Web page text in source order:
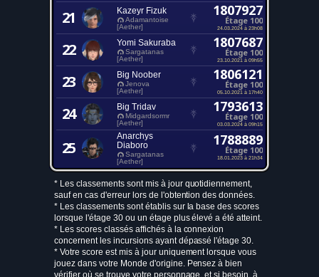
21 Kazeyr Fizuk
Adamantoise
[Aether]
1807927
Étage 100
24.03.2024 à 23h08
22 Yomi Sakuraba
Sargatanas
[Aether]
1807687
Étage 100
23.10.2021 à 09h55
23 Big Noober
Jenova
[Aether]
1806121
Étage 100
05.10.2021 à 17h40
24 Big Tridav
Midgardsormr
[Aether]
1793613
Étage 100
03.03.2024 à 09h15
25
Anarchys
Diaboro
Sargatanas
[Aether]
1788889
Étage 100
18.01.2023 à 21h34
* Les classements sont mis à jour quotidiennement,
sauf en cas d'erreur lors de l'obtention des données.
* Les classements sont établis sur la base des scores
lorsque l'étage 30 ou un étage plus élevé a été atteint.
* Les scores classés affichés à la connexion
concernent les incursions ayant dépassé l'étage 30.
* Votre score est mis à jour uniquement lorsque vous
jouez dans votre Monde d'origine. Pensez à bien